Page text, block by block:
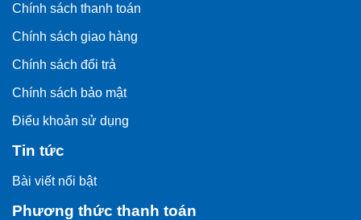
Chính sách thanh toán
Chính sách giao hàng
Chính sách đổi trả
Chính sách bảo mật
Điểu khoản sử dụng
Tin tức
Bài viết nổi bật
Phương thức thanh toán